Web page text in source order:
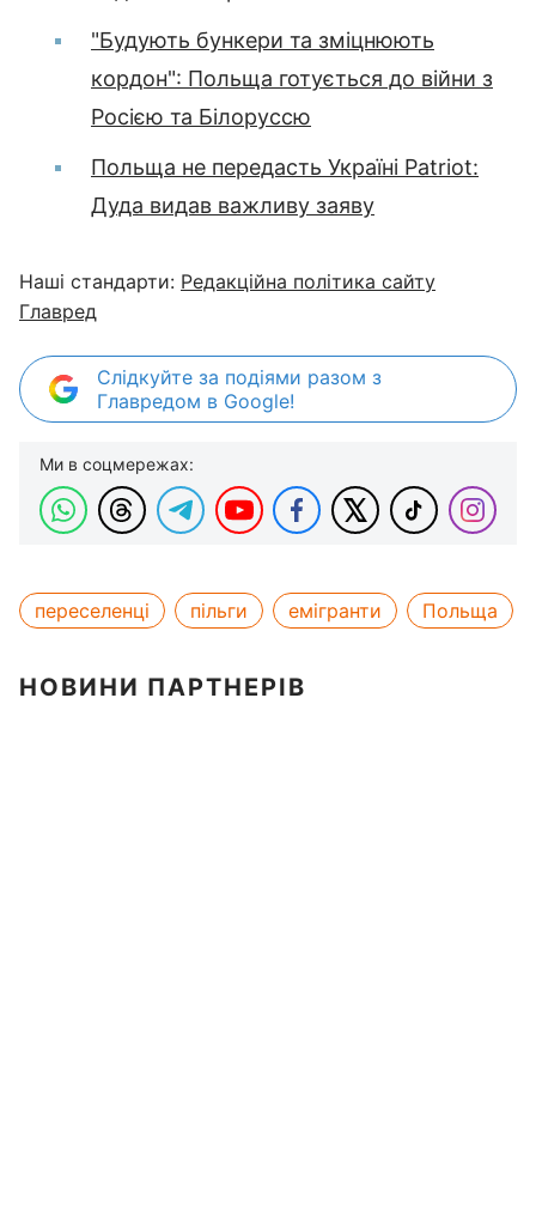
"Будують бункери та зміцнюють
кордон": Польща готується до війни з
Росією та Білоруссю
Польща не передасть Україні Patriot:
Дуда видав важливу заяву
Наші стандарти: Редакційна політика сайту
Главред
Слідкуйте за подіями разом з
Главредом в Google!
Ми в соцмережах:
переселенці пільги емігранти Польща
НОВИНИ ПАРТНЕРІВ